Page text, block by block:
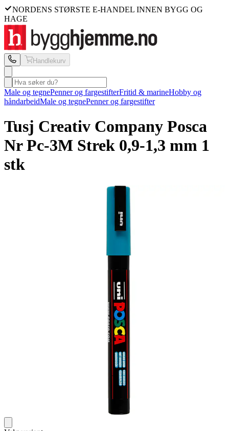
NORDENS STØRSTE E-HANDEL INNEN BYGG OG
HAGE
Handlekurv
Male og tegnePenner og fargestifterFritid & marineHobby og
håndarbeidMale og tegnePenner og fargestifter
Tusj Creativ Company Posca
Nr Pc-3M Strek 0,9-1,3 mm 1
stk